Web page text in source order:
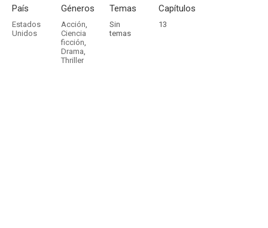
País
Estados
Unidos
Géneros
Acción,
Ciencia
ficción,
Drama,
Thriller
Temas
Sin
temas
Capítulos
13